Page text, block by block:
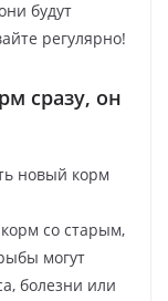
будут
регулярно!
сразу, он
новый корм
со старым,
могут
болезни или